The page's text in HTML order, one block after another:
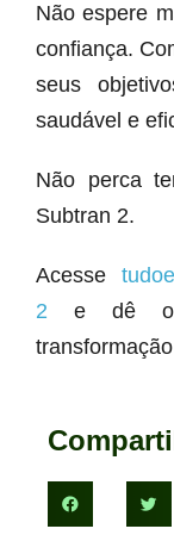
Não espere
confiança.
seus
saudável e
Não perca
Subtran 2.
Acesse
2 e dê o